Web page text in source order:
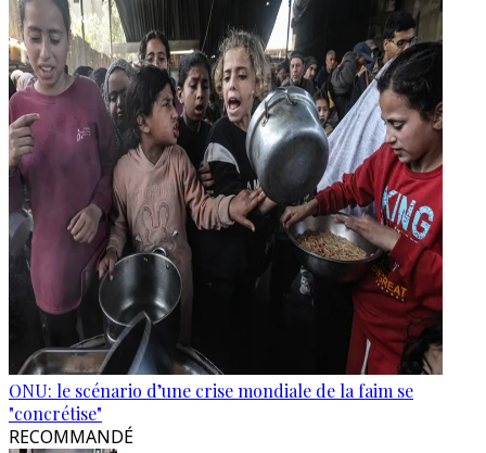
ONU: le scénario d’une crise mondiale de la faim se
"concrétise"
RECOMMANDÉ